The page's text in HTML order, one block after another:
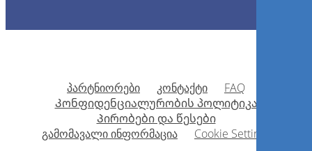
Éber Feltrim
პარტნიორები კონტაქტი
FAQ
Კონფიდენციალურობის პოლიტიკა
Პირობები და წესები
გამომავალი ინფორმაცია
Cookie Settings